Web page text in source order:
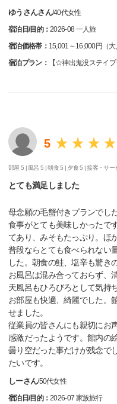
ゆうさんさん/40代女性
宿泊日/目的：2026-08 一人旅
宿泊価格帯： 15,001～16,000円（大
宿泊プラン：
【☆神出鬼没ステイ
5
部屋 5 | 風呂 5 |朝食 5 | 夕食 5 |接客・サー
とても満足しました
母念願の毛蟹付きプランでした
食事がとても美味しかったで
てあり、みそもたっぷり。ほ
普段ならとても食べられない
した。朝食の鮭、塩辛も驚き
お風呂は混み合っておらず、
天風呂もひろびろとして気持
お部屋も快適、綺麗でした。
せました。
従業員の皆さんにも親切にお
感激だったようです。館内の
曇り空だった事だけが残念で
たいです。
しーさん/50代女性
宿泊日/目的：2026-07 家族旅行